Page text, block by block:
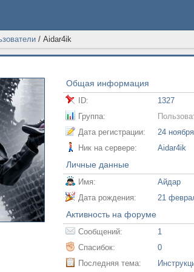
/ Aidar4ik
Общая информация
ID:
1327
Группа:
Дата регистрации:
24
Ник на сервере:
Aidar4ik
Личные данные
Имя:
Айдар
Дата рождения:
21
Активность на форуме
Сообщений:
1
Спасибок:
0
Последняя тема: